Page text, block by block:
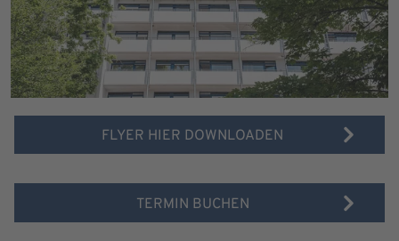
FLYER HIER DOWNLOADEN
TERMIN BUCHEN